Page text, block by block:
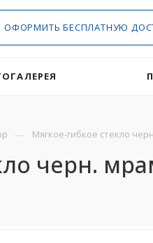
ОФОРМИТЬ БЕСПЛАТНУЮ
— Мягкое-гибкое стекло
черн.